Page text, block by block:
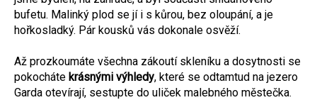
bufetu. Malinký plod se jí i s kůrou, bez oloupání, a je
hořkosladký. Pár kousků vás dokonale osvěží.
Až prozkoumáte všechna zákoutí skleníku a dosytnosti se
pokocháte krásnými výhledy, které se odtamtud na jezero
Garda otevírají, sestupte do uliček malebného městečka.